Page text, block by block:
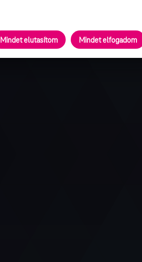
Mindet elutasítom Mindet elfogadom